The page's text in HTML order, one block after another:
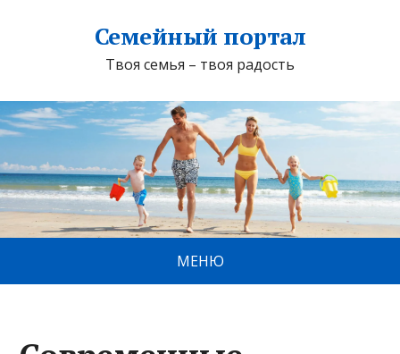
Семейный портал
Твоя семья – твоя радость
МЕНЮ